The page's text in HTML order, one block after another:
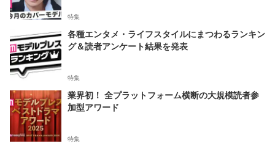
特集
各種エンタメ・ライフスタイルにまつわるランキン
グ＆読者アンケート結果を発表
特集
業界初！ 全プラットフォーム横断の大規模読者参
加型アワード
特集